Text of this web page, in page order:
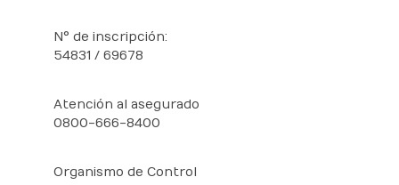
N° de inscripción:
54831 / 69678
Atención al asegurado
0800-666-8400
Organismo de Control